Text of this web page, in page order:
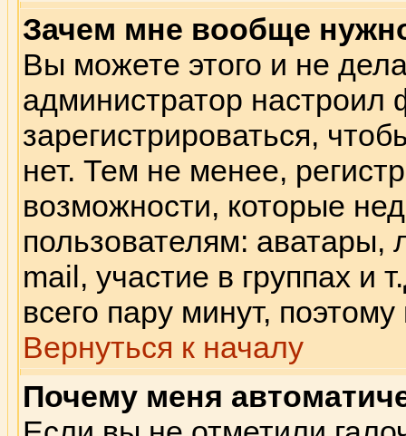
Зачем мне вообще
Вы можете этого и не
администратор
зарегистрироваться,
нет. Тем не менее,
возможности, которые
пользователям: аватары,
mail, участие в группах и
всего пару минут,
Вернуться к началу
Почему меня